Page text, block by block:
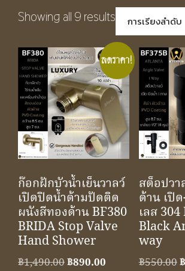
Showing all 9 results
ลดราคา!
ก๊อกฝักบัวน้ำเย็นวาลว์
เปิดปิดน้ำด้ามปัดติด
ผนังสีทองด้าน BF380
BRIDA Stop Valve
Hand Shower
฿1,490.00Original
฿890.00 Current
สต็อปวา
ด้าน เปิ
เลส
Black
way
฿550.00฿